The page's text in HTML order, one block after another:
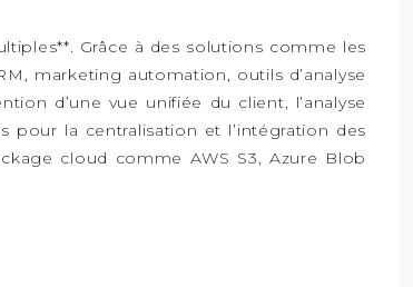
Grâce à des solutions comme les
marketing automation, outils d’analyse
d’une vue unifiée du client, l’analyse
pour la centralisation et l’intégration des
cloud comme AWS S3, Azure Blob